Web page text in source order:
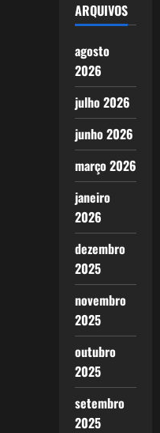
ARQUIVOS
agosto
2026
julho 2026
junho 2026
março 2026
janeiro
2026
dezembro
2025
novembro
2025
outubro
2025
setembro
2025